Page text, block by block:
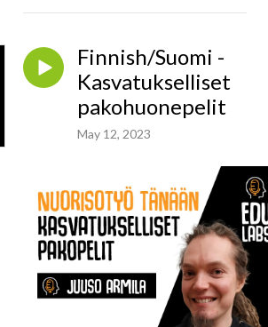
Finnish/Suomi -
Kasvatukselliset
pakohuonepelit
May 12, 2023